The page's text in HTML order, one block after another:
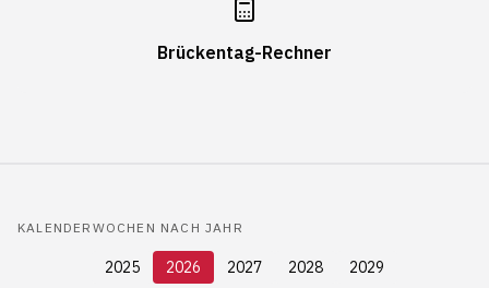
Brückentag-Rechner
KALENDERWOCHEN NACH JAHR
2025 2026 2027 2028 2029